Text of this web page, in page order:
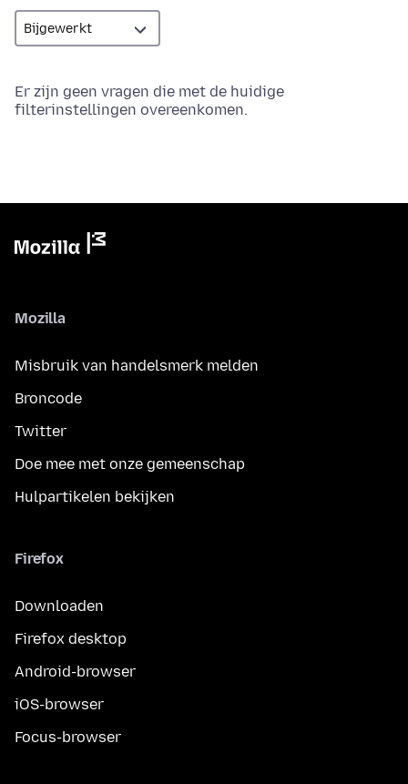
Er zijn geen vragen die met de huidige
filterinstellingen overeenkomen.
Mozilla
Misbruik van handelsmerk melden
Broncode
Twitter
Doe mee met onze gemeenschap
Hulpartikelen bekijken
Firefox
Downloaden
Firefox desktop
Android-browser
iOS-browser
Focus-browser